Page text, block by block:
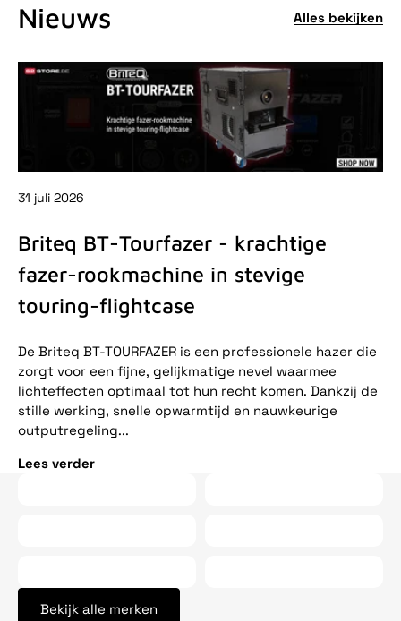
Nieuws Alles bekijken
31 juli 2026
Briteq BT-Tourfazer - krachtige
fazer-rookmachine in stevige
touring-flightcase
De Briteq BT-TOURFAZER is een professionele hazer die
zorgt voor een fijne, gelijkmatige nevel waarmee
lichteffecten optimaal tot hun recht komen. Dankzij de
stille werking, snelle opwarmtijd en nauwkeurige
outputregeling...
Lees verder
Bekijk alle merken